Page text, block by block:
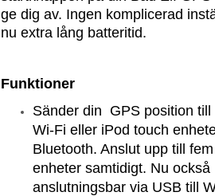
ge dig av. Ingen komplicerad
nu extra lång batteritid.
Funktioner
Sänder din GPS position till
Wi-Fi eller iPod touch
Bluetooth. Anslut upp till
enheter samtidigt. Nu också
anslutningsbar via USB till